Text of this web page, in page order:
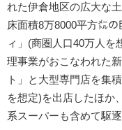
れた伊倉地区の広大な
床面積8万8000平方㍍
ィ」(商圏人口40万人を
理事業がおこなわれた
ト」と大型専門店を集
を想定)を出店したほか
系スーパーも含めて駆